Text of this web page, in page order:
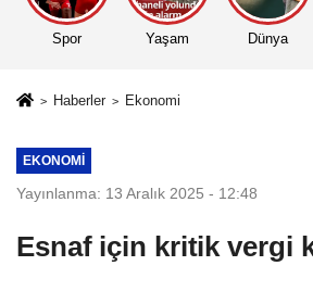
Spor Yaşam Dünya
Haberler Ekonomi
EKONOMI
Yayınlanma: 13 Aralık 2025 - 12:48
Esnaf için kritik vergi